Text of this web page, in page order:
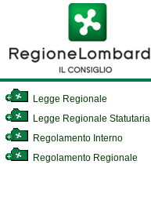
Legge Regionale
Legge Regionale Statutaria
Regolamento Interno
Regolamento Regionale